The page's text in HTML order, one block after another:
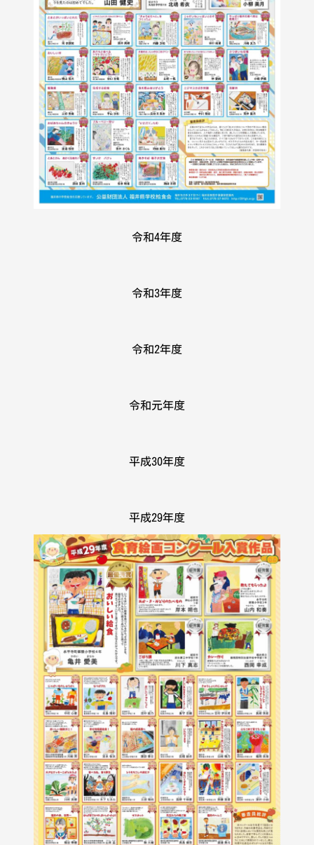
令和4年度
令和3年度
令和2年度
令和元年度
平成30年度
平成29年度